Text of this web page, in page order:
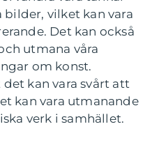
vilket kan vara
Det kan också
utmana våra
om konst.
kan vara svårt att
kan vara utmanande
verk i samhället.